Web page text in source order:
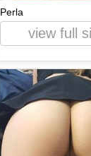
Perla
view full